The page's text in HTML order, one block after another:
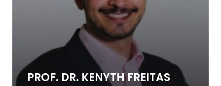
PROF. DR. KENYTH FREITAS